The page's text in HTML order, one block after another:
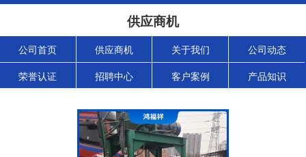
供应商机
公司首页 供应商机 关于我们 公司动态
荣誉认证 招聘中心 客户案例 产品知识